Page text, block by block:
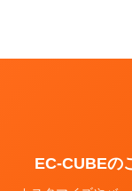
EC-CUBEの